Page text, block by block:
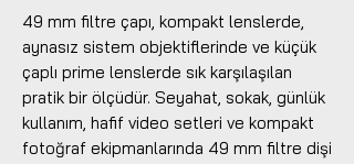
49 mm filtre çapı, kompakt lenslerde,
aynasız sistem objektiflerinde ve küçük
çaplı prime lenslerde sık karşılaşılan
pratik bir ölçüdür. Seyahat, sokak, günlük
kullanım, hafif video setleri ve kompakt
fotoğraf ekipmanlarında 49 mm filtre dişi